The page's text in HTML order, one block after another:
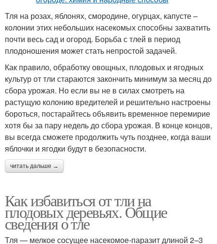
Тля на розах, яблонях, смородине, огурцах, капусте –
колонии этих небольших насекомых способны захватить
почти весь сад и огород. Борьба с тлей в период
плодоношения может стать непростой задачей.
Как правило, обработку овощных, плодовых и ягодных
культур от тли стараются закончить минимум за месяц до
сбора урожая. Но если вы не в силах смотреть на
растущую колонию вредителей и решительно настроены
бороться, постарайтесь объявить временное перемирие
хотя бы за пару недель до сбора урожая. В конце концов,
вы всегда сможете продолжить чуть позднее, когда ваши
яблочки и ягодки будут в безопасности.
читать дальше →
Как избавиться от тли на
плодовых деревьях. Общие
сведения о тле
Тля — мелкое сосущее насекомое-паразит длиной 2–3